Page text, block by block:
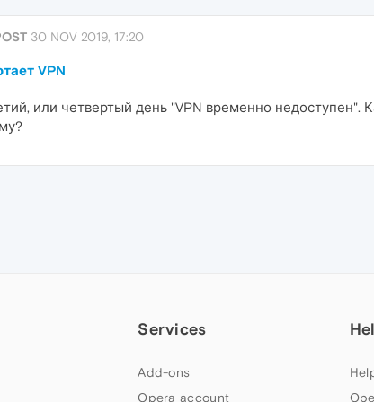
30 NOV 2019, 17:20
VPN
или четвертый день "VPN временно недоступен".
Services
Add-ons
Opera account